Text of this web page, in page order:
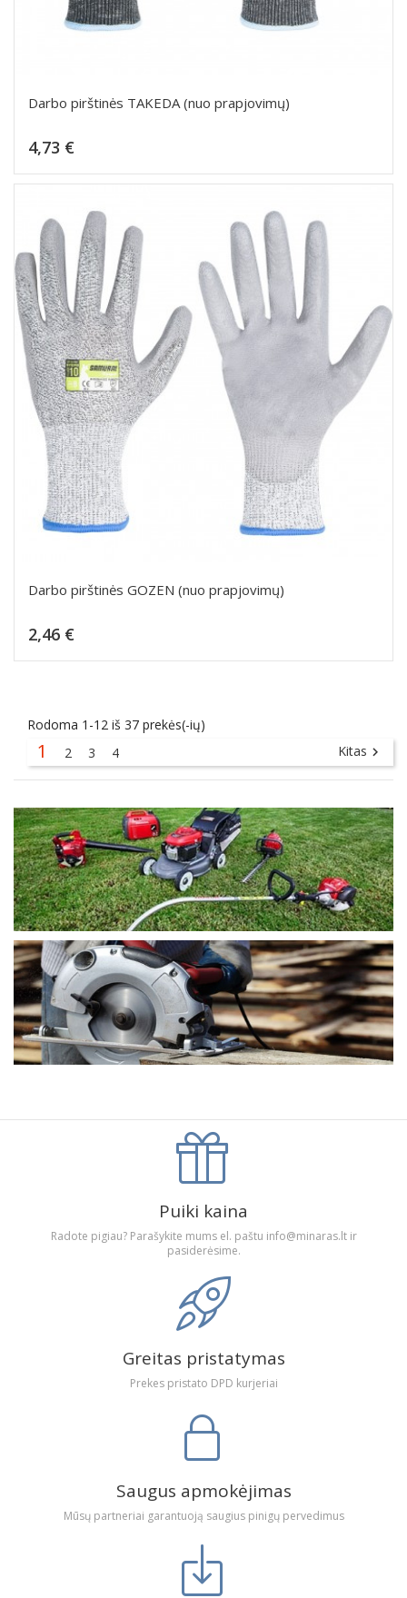
Darbo pirštinės TAKEDA (nuo prapjovimų)
4,73 €
Darbo pirštinės GOZEN (nuo prapjovimų)
2,46 €
Rodoma 1-12 iš 37 prekės(-ių)
1 2 3 4 Kitas 
Puiki kaina
Radote pigiau? Parašykite mums el. paštu info@minaras.lt ir
pasiderėsime.
Greitas pristatymas
Prekes pristato DPD kurjeriai
Saugus apmokėjimas
Mūsų partneriai garantuoją saugius pinigų pervedimus